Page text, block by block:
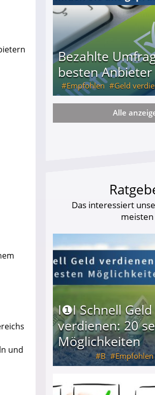
und
Bezahlte
besten Anbieter
Empfohlen Geld
Anbieter
Alle
Das interessiert
meisten
I❶I Schnell Geld
verdienen: 20
Möglichkeiten
B Empfohlen